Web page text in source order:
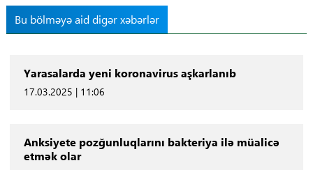
Bu bölməyə aid digər xəbərlər
Yarasalarda yeni koronavirus aşkarlanıb
17.03.2025 | 11:06
Anksiyete pozğunluqlarını bakteriya ilə müalicə
etmək olar